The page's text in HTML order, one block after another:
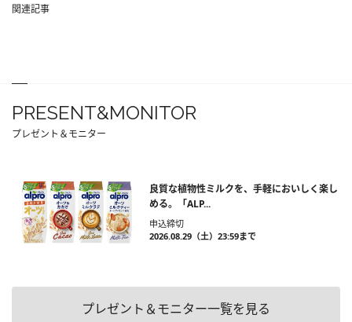
関連記事
PRESENT&MONITOR
プレゼント＆モニター
良質な植物性ミルクを、手軽においしく楽し
める。「ALP...
申込締切
2026.08.29（土）23:59まで
プレゼント＆モニター一覧を見る